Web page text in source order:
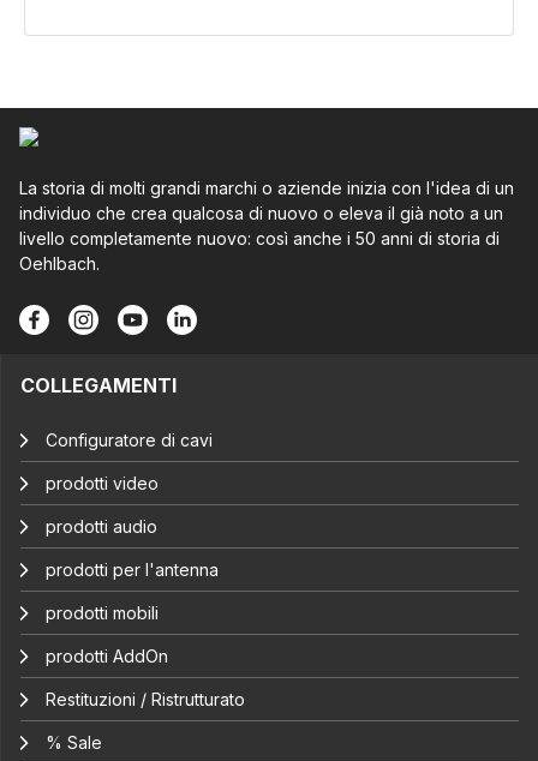
La storia di molti grandi marchi o aziende inizia con l'idea di un
individuo che crea qualcosa di nuovo o eleva il già noto a un
livello completamente nuovo: così anche i 50 anni di storia di
Oehlbach.
COLLEGAMENTI
Configuratore di cavi
prodotti video
prodotti audio
prodotti per l'antenna
prodotti mobili
prodotti AddOn
Restituzioni / Ristrutturato
% Sale